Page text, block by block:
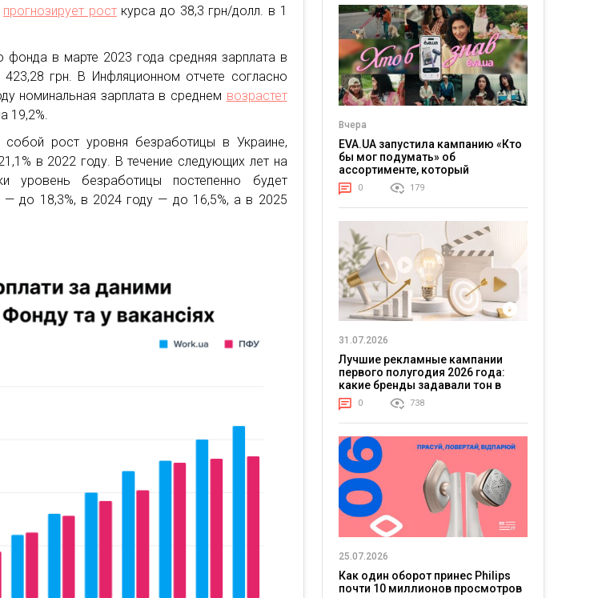
прогнозирует росткурса до 38,3 грн/долл. в 1
фонда в марте 2023 года средняя зарплата в
423,28 грн. В Инфляционном отчете согласно
номинальная зарплата в среднем возрастет
19,2%.
рост уровня безработицы в Украине,
в 2022 году. В течение следующих лет на
уровень безработицы постепенно будет
— до 18,3%, в 2024 году — до 16,5%, а в 2025
Вчера
EVA.UA запустила кампанию «Кто
бы мог подумать» об
ассортименте, который
покупатели не ожидают увидеть
на платформе
0 179
31.07.2026
Лучшие рекламные кампании
первого полугодия 2026 года:
какие бренды задавали тон в
отрасли
0 738
25.07.2026
Как один оборот принес Philips
почти 10 миллионов просмотров